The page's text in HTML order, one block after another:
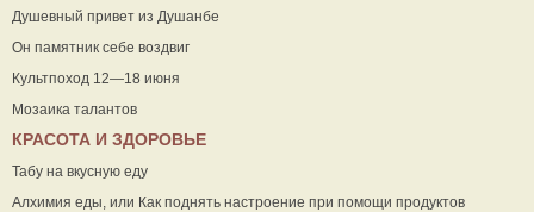
Душевный привет из Душанбе
Он памятник себе воздвиг
Культпоход 12—18 июня
Мозаика талантов
КРАСОТА И ЗДОРОВЬЕ
Табу на вкусную еду
Алхимия еды, или Как поднять настроение при помощи продуктов